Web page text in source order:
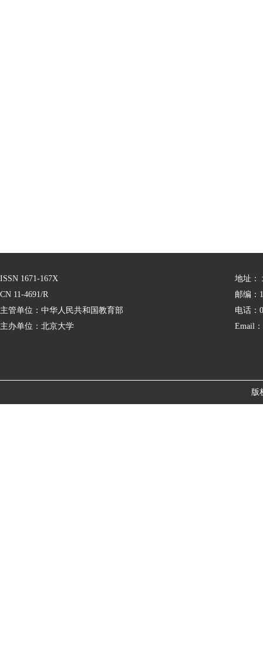
ISSN 1671-167X
CN 11-4691/R
主管单位：中华人民共和国教育部
主办单位：北京大学
地址：
邮编：
电话：
Email
版